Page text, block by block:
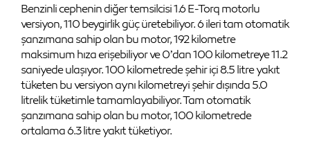
Benzinli cephenin diğer temsilcisi 1.6 E-Torq motorlu
versiyon, 110 beygirlik güç üretebiliyor. 6 ileri tam otomatik
şanzımana sahip olan bu motor, 192 kilometre
maksimum hıza erişebiliyor ve 0’dan 100 kilometreye 11.2
saniyede ulaşıyor. 100 kilometrede şehir içi 8.5 litre yakıt
tüketen bu versiyon aynı kilometreyi şehir dışında 5.0
litrelik tüketimle tamamlayabiliyor. Tam otomatik
şanzımana sahip olan bu motor, 100 kilometrede
ortalama 6.3 litre yakıt tüketiyor.